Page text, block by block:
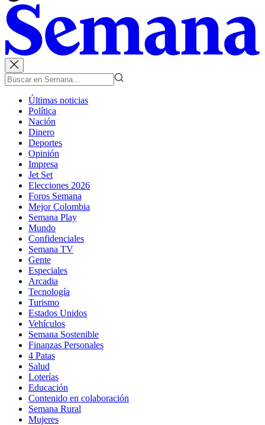
Últimas noticias
Política
Nación
Dinero
Deportes
Opinión
Impresa
Jet Set
Elecciones 2026
Foros Semana
Mejor Colombia
Semana Play
Mundo
Confidenciales
Semana TV
Gente
Especiales
Arcadia
Tecnología
Turismo
Estados Unidos
Vehículos
Semana Sostenible
Finanzas Personales
4 Patas
Salud
Loterías
Educación
Contenido en colaboración
Semana Rural
Mujeres